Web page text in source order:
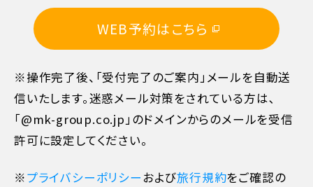
10日目に当たる日以前
7日目に当たる日以前 30%
旅行開始日の前日 40%
旅行開始日の当日 50%
WEB予約はこちら
※操作完了後、「受付完了のご案内」メールを自動送
信いたします。迷惑メール対策をされている方は､
「@mk-group.co.jp」のドメインからのメールを受信
許可に設定してください。
※プライバシーポリシーおよび旅行規約をご確認の